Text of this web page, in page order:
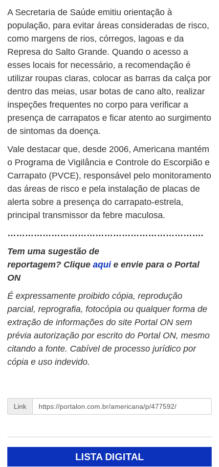
A Secretaria de Saúde emitiu orientação à
população, para evitar áreas consideradas de risco,
como margens de rios, córregos, lagoas e da
Represa do Salto Grande. Quando o acesso a
esses locais for necessário, a recomendação é
utilizar roupas claras, colocar as barras da calça por
dentro das meias, usar botas de cano alto, realizar
inspeções frequentes no corpo para verificar a
presença de carrapatos e ficar atento ao surgimento
de sintomas da doença.
Vale destacar que, desde 2006, Americana mantém
o Programa de Vigilância e Controle do Escorpião e
Carrapato (PVCE), responsável pelo monitoramento
das áreas de risco e pela instalação de placas de
alerta sobre a presença do carrapato-estrela,
principal transmissor da febre maculosa.
………………………………………………………….
Tem uma sugestão de
reportagem? Clique aqui e envie para o Portal
ON
É expressamente proibido cópia, reprodução
parcial, reprografia, fotocópia ou qualquer forma de
extração de informações do site Portal ON sem
prévia autorização por escrito do Portal ON, mesmo
citando a fonte. Cabível de processo jurídico por
cópia e uso indevido.
Link
LISTA DIGITAL